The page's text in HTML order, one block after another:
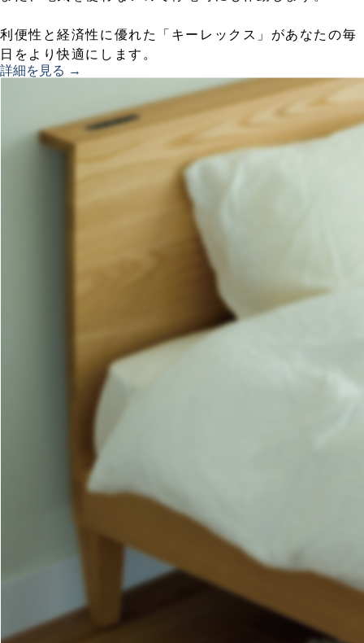
利便性と経済性に優れた「キーレックス」があなたの毎
日をより快適にします。
詳細を見る →